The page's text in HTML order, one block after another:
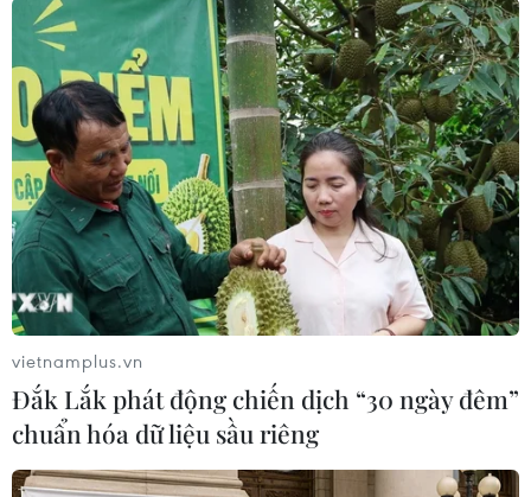
nhà máy Ulsan số 1 và Ulsan số 4 do thiếu hụt
linh kiện điện tử. Không chỉ Hyundai, các hãng
xe như Honda, BMW cũng đã có những thông
báo về việc tạm ngừng sản xuất xe...
vietnamplus.vn
Đắk Lắk phát động chiến dịch “30 ngày đêm”
chuẩn hóa dữ liệu sầu riêng